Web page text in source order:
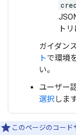
ト
ガイダン
トで環境
い。
ユーザー
選択します
このページのコード